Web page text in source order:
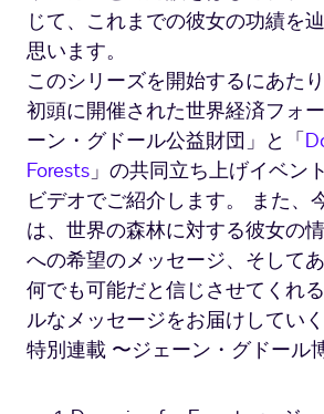
じて、これまでの彼女の功績を
思います。
このシリーズを開始するにあた
初頭に開催された世界経済フォ
ーン・グドール公益財団」と「
Forests 」の共同立ち上げイベン
ビデオでご紹介します。 また、
は、世界の森林に対する彼女の
への希望のメッセージ、そして
何でも可能だと信じさせてくれ
ルなメッセージをお届けしていく
特別連載 〜ジェーン・グドール